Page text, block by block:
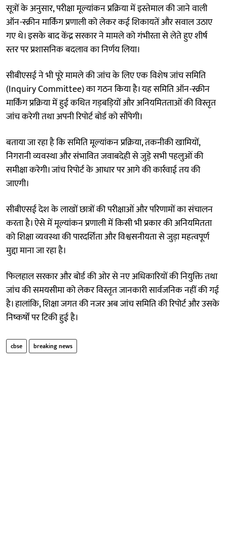
सूत्रों के अनुसार, परीक्षा मूल्यांकन प्रक्रिया में इस्तेमाल की जाने वाली
ऑन-स्क्रीन मार्किंग प्रणाली को लेकर कई शिकायतें और सवाल उठाए
गए थे। इसके बाद केंद्र सरकार ने मामले को गंभीरता से लेते हुए शीर्ष
स्तर पर प्रशासनिक बदलाव का निर्णय लिया।
सीबीएसई ने भी पूरे मामले की जांच के लिए एक विशेष जांच समिति
(Inquiry Committee) का गठन किया है। यह समिति ऑन-स्क्रीन
मार्किंग प्रक्रिया में हुई कथित गड़बड़ियों और अनियमितताओं की विस्तृत
जांच करेगी तथा अपनी रिपोर्ट बोर्ड को सौंपेगी।
बताया जा रहा है कि समिति मूल्यांकन प्रक्रिया, तकनीकी खामियों,
निगरानी व्यवस्था और संभावित जवाबदेही से जुड़े सभी पहलुओं की
समीक्षा करेगी। जांच रिपोर्ट के आधार पर आगे की कार्रवाई तय की
जाएगी।
सीबीएसई देश के लाखों छात्रों की परीक्षाओं और परिणामों का संचालन
करता है। ऐसे में मूल्यांकन प्रणाली में किसी भी प्रकार की अनियमितता
को शिक्षा व्यवस्था की पारदर्शिता और विश्वसनीयता से जुड़ा महत्वपूर्ण
मुद्दा माना जा रहा है।
फिलहाल सरकार और बोर्ड की ओर से नए अधिकारियों की नियुक्ति तथा
जांच की समयसीमा को लेकर विस्तृत जानकारी सार्वजनिक नहीं की गई
है। हालांकि, शिक्षा जगत की नजर अब जांच समिति की रिपोर्ट और उसके
निष्कर्षों पर टिकी हुई है।
cbse breaking news